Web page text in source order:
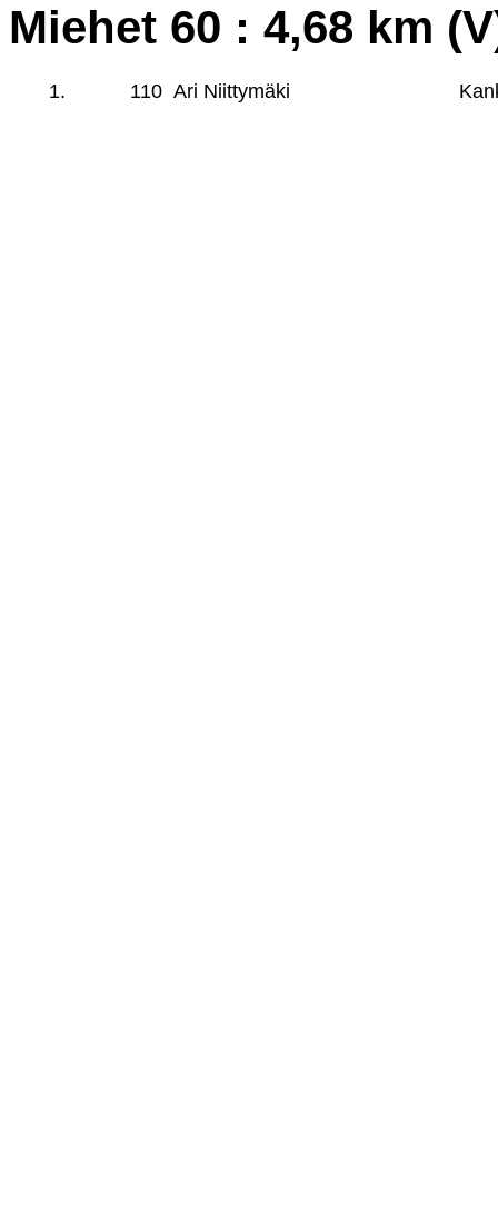
Miehet 60 : 4,68 km
1. 110 Ari Niittymäki